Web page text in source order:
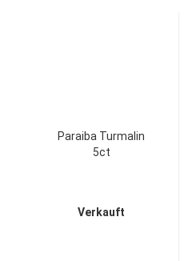
Paraiba Turmalin
5ct
Verkauft